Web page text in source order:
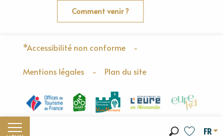
FR
Comment venir ?
*Accessibilité non conforme -
Mentions légales - Plan du site